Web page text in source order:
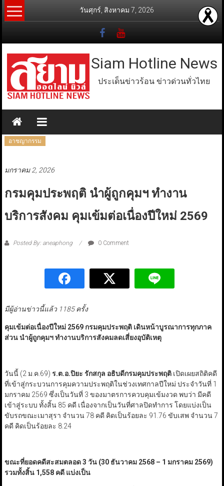
Skip
to
วันศุกร์, สิงหาคม 7, 2026
Siam Hotline News
ประเด็นข่าวร้อน ข่าวด่วนทั่วไทย
อาชญากรรม
มกราคม 2, 2026
กรมคุมประพฤติ นำผู้ถูกคุมฯ ทำงาน
บริการสังคม คุมเข้มต่อเนื่องปีใหม่ 2569
Posted By: aneaphong 0 Comment
มีผู้อ่านข่าวนี้แล้ว 1185 ครั้ง
คุมเข้มต่อเนื่องปีใหม่ 2569 กรมคุมประพฤติ เดินหน้าบูรณาการทุกภาค
ส่วน นำผู้ถูกคุมฯ ทำงานบริการสังคมลดเสี่ยงอุบัติเหตุ
วันนี้ (2 ม.ค.69) ร.ต.อ.ปิยะ รักสกุล อธิบดีกรมคุมประพฤติเปิดเผยสถิติคดี
ที่เข้าสู่กระบวนการคุมความประพฤติในช่วงเทศกาลปีใหม่ ประจำวันที่ 1
มกราคม 2569 ซึ่งเป็นวันที่ 3 ของมาตรการควบคุมเข้มงวด พบว่า มีคดี
เข้าสู่ระบบ ทั้งสิ้น 85 คดี เนื่องจากเป็นวันที่ศาลปิดทำการ โดยแบ่งเป็น
ขับรถขณะเมาสุรา จำนวน 78 คดี คิดเป็นร้อยละ 91.76 ขับเสพ จำนวน 7
คดี คิดเป็นร้อยละ 8.24
ขณะที่ยอดคดีสะสมตลอด 3 วัน (30ธันวาคม 2568 – 1 มกราคม 2569)
รวมทั้งสิ้น 1,558 คดี แบ่งเป็น